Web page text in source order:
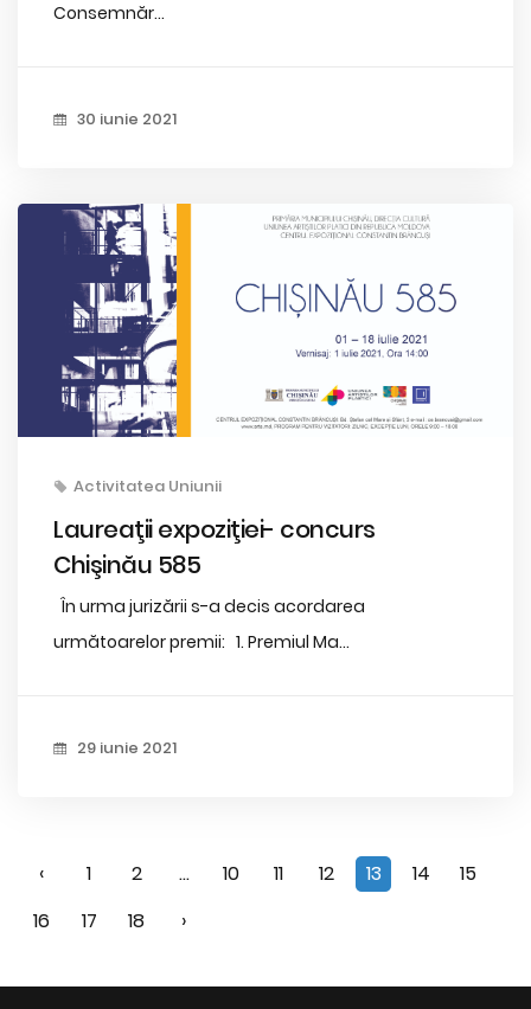
Consemnăr...
30 iunie 2021
Activitatea Uniunii
Laureaţii expoziţiei- concurs
Chişinău 585
În urma jurizării s-a decis acordarea
următoarelor premii: 1. Premiul Ma...
29 iunie 2021
‹ 1 2 ... 10 11 12 13 14
15
16
17 18 ›